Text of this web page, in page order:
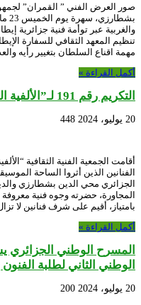
صور العرض الفني ” القمران”
والغربية عبر توأمة فنية جزائرية
تنظيم المعهد الثقافي للسفارة
مهمة اقناع السلطان بتغيير رأيه
أكمل القراءة »
التكريم رقم 191 لـ”الألفية الثالثة” بالمسرح الوطني الجزائري
20 يوليو، 2024 448
أقامت الجمعية الفنية الثقافية
الفنانين الذين أثروا الساحة
الجزائري محي الدين بشطارزي
المجاورة، حضرته وجوه فنية معروفة
بامتياز، أقيم على شرف فنانين لا
أكمل القراءة »
المسرح الوطني
الوطني الثاني لطلبة
20 يوليو، 2024 200